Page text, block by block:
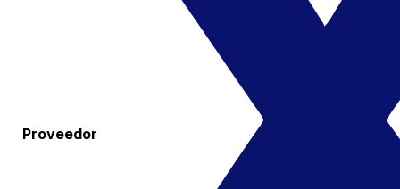
Proveedor